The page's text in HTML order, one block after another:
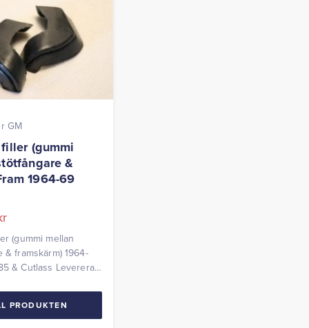
GM
(gummi
&
1964-69
(gummi mellan
& framskärm) 1964-
& Cutlass Levereras
PRODUKTEN